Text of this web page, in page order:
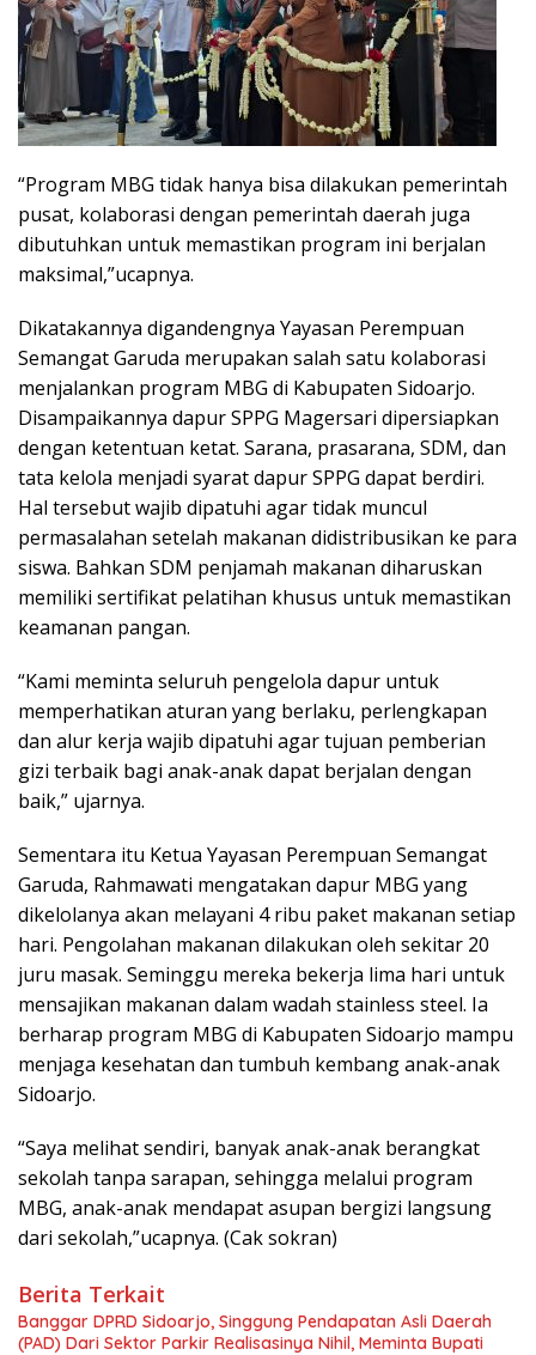
“Program MBG tidak hanya bisa dilakukan pemerintah
pusat, kolaborasi dengan pemerintah daerah juga
dibutuhkan untuk memastikan program ini berjalan
maksimal,”ucapnya.
Dikatakannya digandengnya Yayasan Perempuan
Semangat Garuda merupakan salah satu kolaborasi
menjalankan program MBG di Kabupaten Sidoarjo.
Disampaikannya dapur SPPG Magersari dipersiapkan
dengan ketentuan ketat. Sarana, prasarana, SDM, dan
tata kelola menjadi syarat dapur SPPG dapat berdiri.
Hal tersebut wajib dipatuhi agar tidak muncul
permasalahan setelah makanan didistribusikan ke para
siswa. Bahkan SDM penjamah makanan diharuskan
memiliki sertifikat pelatihan khusus untuk memastikan
keamanan pangan.
“Kami meminta seluruh pengelola dapur untuk
memperhatikan aturan yang berlaku, perlengkapan
dan alur kerja wajib dipatuhi agar tujuan pemberian
gizi terbaik bagi anak-anak dapat berjalan dengan
baik,” ujarnya.
Sementara itu Ketua Yayasan Perempuan Semangat
Garuda, Rahmawati mengatakan dapur MBG yang
dikelolanya akan melayani 4 ribu paket makanan setiap
hari. Pengolahan makanan dilakukan oleh sekitar 20
juru masak. Seminggu mereka bekerja lima hari untuk
mensajikan makanan dalam wadah stainless steel. Ia
berharap program MBG di Kabupaten Sidoarjo mampu
menjaga kesehatan dan tumbuh kembang anak-anak
Sidoarjo.
“Saya melihat sendiri, banyak anak-anak berangkat
sekolah tanpa sarapan, sehingga melalui program
MBG, anak-anak mendapat asupan bergizi langsung
dari sekolah,”ucapnya. (Cak sokran)
Berita Terkait
Banggar DPRD Sidoarjo, Singgung Pendapatan Asli Daerah
(PAD) Dari Sektor Parkir Realisasinya Nihil, Meminta Bupati